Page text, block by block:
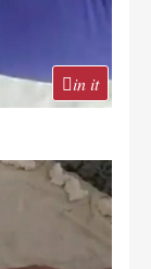
in it